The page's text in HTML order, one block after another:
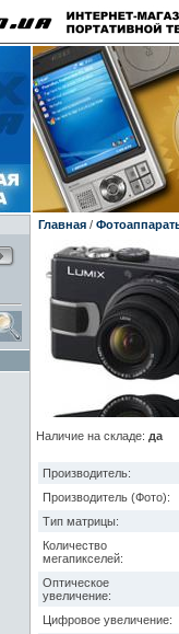
Главная/
Наличие на складе: да
Производитель:
Производитель (Фото):
Тип матрицы:
Количество
мегапикселей:
Оптическое
увеличение:
Цифровое увеличение: